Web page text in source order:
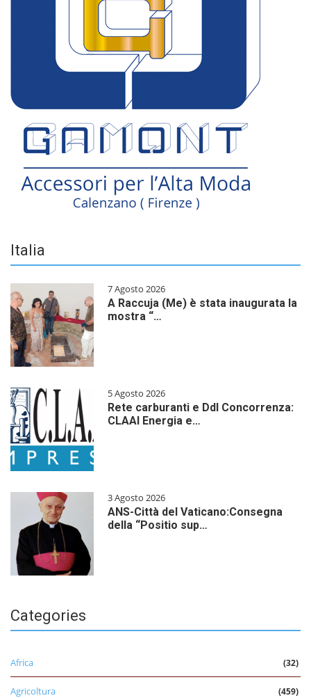
Italia
7 Agosto 2026
A Raccuja (Me) è stata inaugurata la
mostra “…
5 Agosto 2026
Rete carburanti e Ddl Concorrenza:
CLAAI Energia e…
3 Agosto 2026
ANS-Città del Vaticano:Consegna
della “Positio sup…
Categories
Africa (32)
Agricoltura (459)